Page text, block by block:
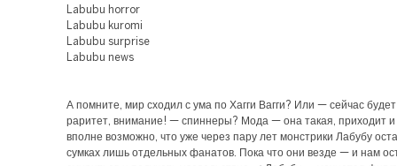
Labubu horror
Labubu kuromi
Labubu surprise
Labubu news
А помните, мир сходил с ума по Хагги Вагги? Или — сейчас
раритет, внимание! — спиннеры? Мода — она такая, приходит и
вполне возможно, что уже через пару лет монстрики Лабубу
сумках лишь отдельных фанатов. Пока что они везде — и нам